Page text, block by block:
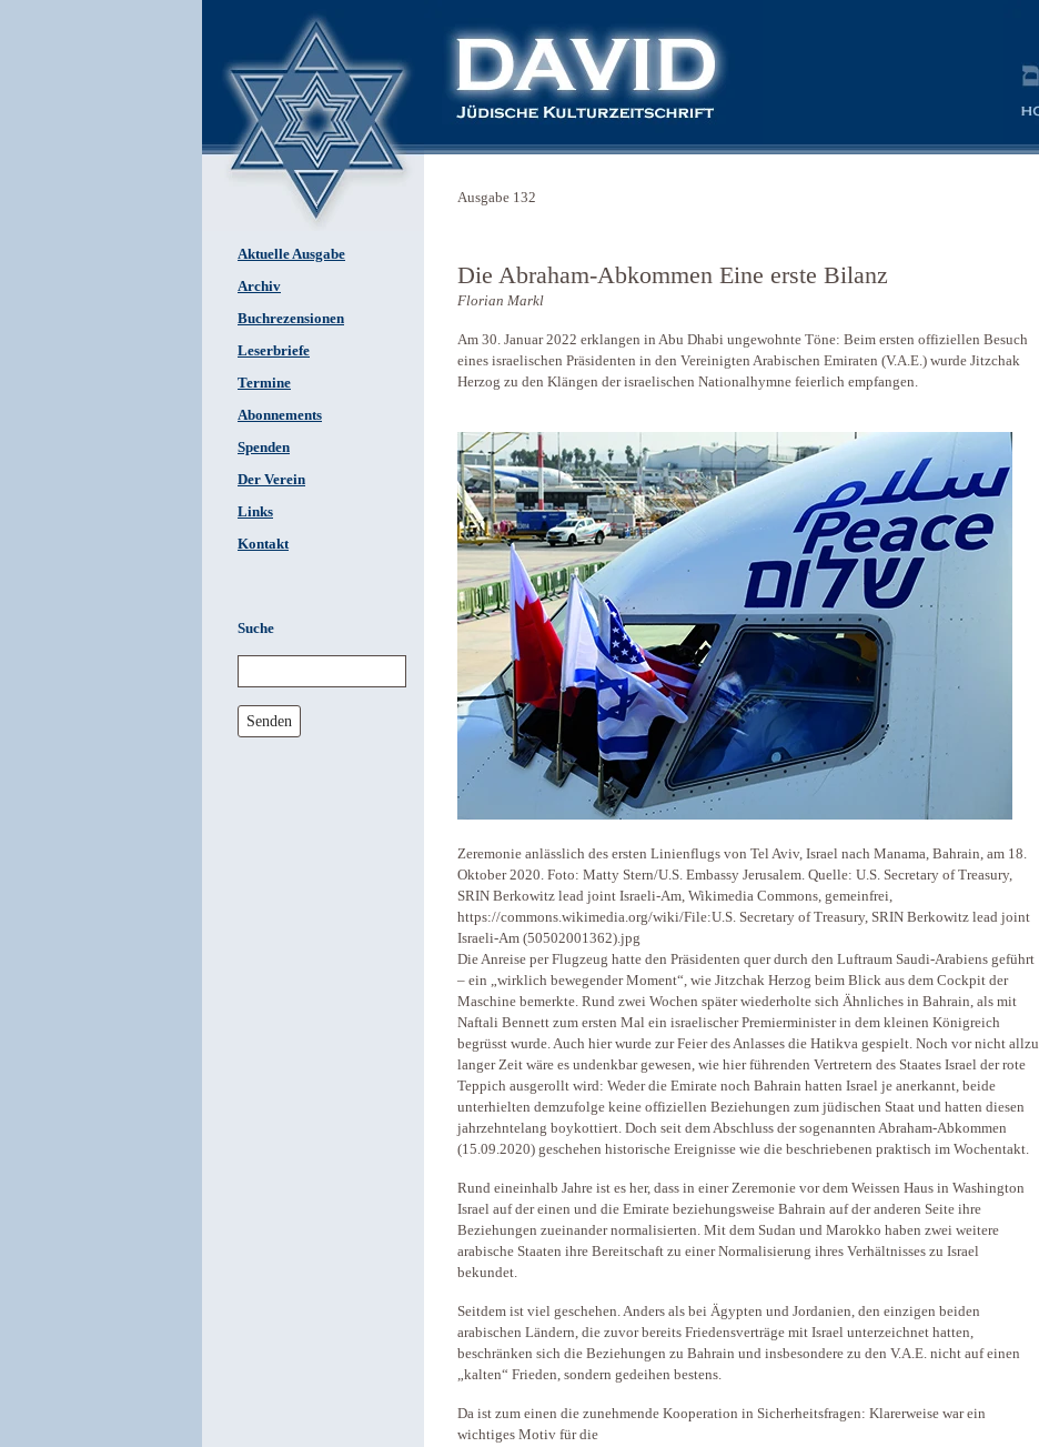
Aktuelle Ausgabe
Archiv
Buchrezensionen
Leserbriefe
Termine
Abonnements
Spenden
Der Verein
Links
Kontakt
Suche
Senden
Ausgabe 132
Die Abraham-Abkommen Eine erste Bilanz
Florian Markl
Am 30. Januar 2022 erklangen in Abu Dhabi ungewohnte Töne: Beim ersten offiziellen Besuch
eines israelischen Präsidenten in den Vereinigten Arabischen Emiraten (V.A.E.) wurde Jitzchak
Herzog zu den Klängen der israelischen Nationalhymne feierlich empfangen.
Zeremonie anlässlich des ersten Linienflugs von Tel Aviv, Israel nach Manama, Bahrain, am 18.
Oktober 2020. Foto: Matty Stern/U.S. Embassy Jerusalem. Quelle: U.S. Secretary of Treasury,
SRIN Berkowitz lead joint Israeli-Am, Wikimedia Commons, gemeinfrei,
https://commons.wikimedia.org/wiki/File:U.S. Secretary of Treasury, SRIN Berkowitz lead joint
Israeli-Am (50502001362).jpg
Die Anreise per Flugzeug hatte den Präsidenten quer durch den Luftraum Saudi-Arabiens geführt
– ein „wirklich bewegender Moment“, wie Jitzchak Herzog beim Blick aus dem Cockpit der
Maschine bemerkte. Rund zwei Wochen später wiederholte sich Ähnliches in Bahrain, als mit
Naftali Bennett zum ersten Mal ein israelischer Premierminister in dem kleinen Königreich
begrüsst wurde. Auch hier wurde zur Feier des Anlasses die Hatikva gespielt. Noch vor nicht allzu
langer Zeit wäre es undenkbar gewesen, wie hier führenden Vertretern des Staates Israel der rote
Teppich ausgerollt wird: Weder die Emirate noch Bahrain hatten Israel je anerkannt, beide
unterhielten demzufolge keine offiziellen Beziehungen zum jüdischen Staat und hatten diesen
jahrzehntelang boykottiert. Doch seit dem Abschluss der sogenannten Abraham-Abkommen
(15.09.2020) geschehen historische Ereignisse wie die beschriebenen praktisch im Wochentakt.
Rund eineinhalb Jahre ist es her, dass in einer Zeremonie vor dem Weissen Haus in Washington
Israel auf der einen und die Emirate beziehungsweise Bahrain auf der anderen Seite ihre
Beziehungen zueinander normalisierten. Mit dem Sudan und Marokko haben zwei weitere
arabische Staaten ihre Bereitschaft zu einer Normalisierung ihres Verhältnisses zu Israel
bekundet.
Seitdem ist viel geschehen. Anders als bei Ägypten und Jordanien, den einzigen beiden
arabischen Ländern, die zuvor bereits Friedensverträge mit Israel unterzeichnet hatten,
beschränken sich die Beziehungen zu Bahrain und insbesondere zu den V.A.E. nicht auf einen
„kalten“ Frieden, sondern gedeihen bestens.
Da ist zum einen die zunehmende Kooperation in Sicherheitsfragen: Klarerweise war ein
wichtiges Motiv für die